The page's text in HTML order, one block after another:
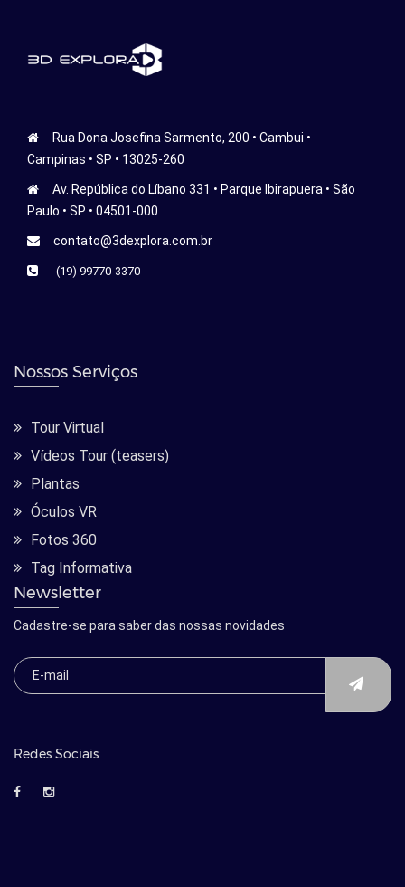
Rua Dona Josefina Sarmento, 200 • Cambui •
Campinas • SP • 13025-260
Av. República do Líbano 331 • Parque Ibirapuera • São
Paulo • SP • 04501-000
contato@3dexplora.com.br
(19) 99770-3370
Nossos Serviços
Tour Virtual
Vídeos Tour (teasers)
Plantas
Óculos VR
Fotos 360
Tag Informativa
Newsletter
Cadastre-se para saber das nossas novidades
Redes Sociais